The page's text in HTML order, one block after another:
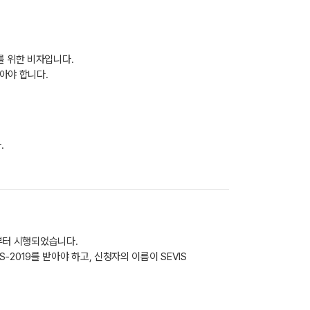
위한 비자입니다.
야 합니다.
시행되었습니다.
2019를 받아야 하고, 신청자의 이름이 SEVIS